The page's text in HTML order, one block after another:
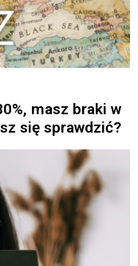
masz braki w
się sprawdzić?